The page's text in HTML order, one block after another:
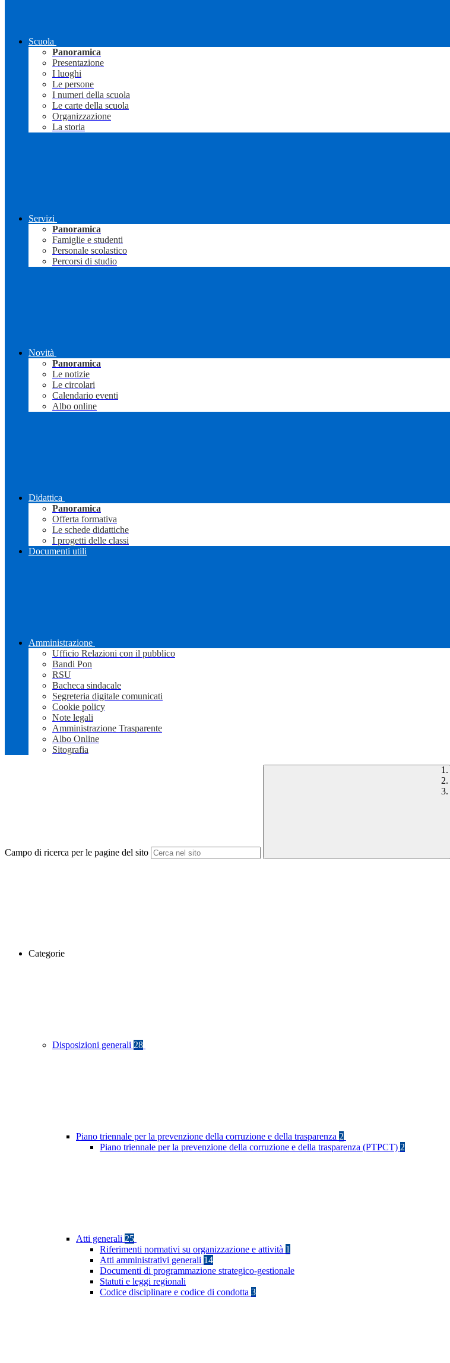
Scuola
Panoramica
Presentazione
I luoghi
Le persone
I numeri della scuola
Le carte della scuola
Organizzazione
La storia
Servizi
Panoramica
Famiglie e studenti
Personale scolastico
Percorsi di studio
Novità
Panoramica
Le notizie
Le circolari
Calendario eventi
Albo online
Didattica
Panoramica
Offerta formativa
Le schede didattiche
I progetti delle classi
Documenti utili
Amministrazione
Ufficio Relazioni con il pubblico
Bandi Pon
RSU
Bacheca sindacale
Segreteria digitale comunicati
Cookie policy
Note legali
Amministrazione Trasparente
Albo Online
Sitografia
Campo di ricerca per le pagine del sito
Categorie
Disposizioni generali 28
Piano triennale per la prevenzione della corruzione e della trasparenza 2
Piano triennale per la prevenzione della corruzione e della trasparenza (PTPCT) 2
Atti generali 25
Riferimenti normativi su organizzazione e attività 1
Atti amministrativi generali 14
Documenti di programmazione strategico-gestionale
Statuti e leggi regionali
Codice disciplinare e codice di condotta 3